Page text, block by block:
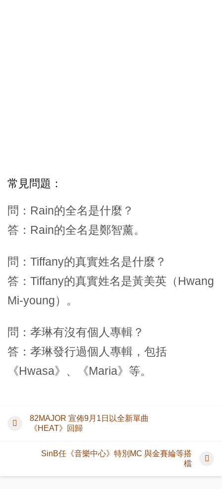
常見問題：
問：Rain的全名是什麼？
答：Rain的全名是鄭智薰。
問：Tiffany的真實姓名是什麼？
答：Tiffany的真實姓名是黃美英（Hwang
Mi-young）。
問：孝琳有沒有個人專輯？
答：孝琳發行過個人專輯，包括
《Hwasa》、《Maria》等。
82MAJOR 宣佈9月1日以全新單曲
《HEAT》回歸
SinB任《音樂中心》特別MC 與金賽綸等搭
檔